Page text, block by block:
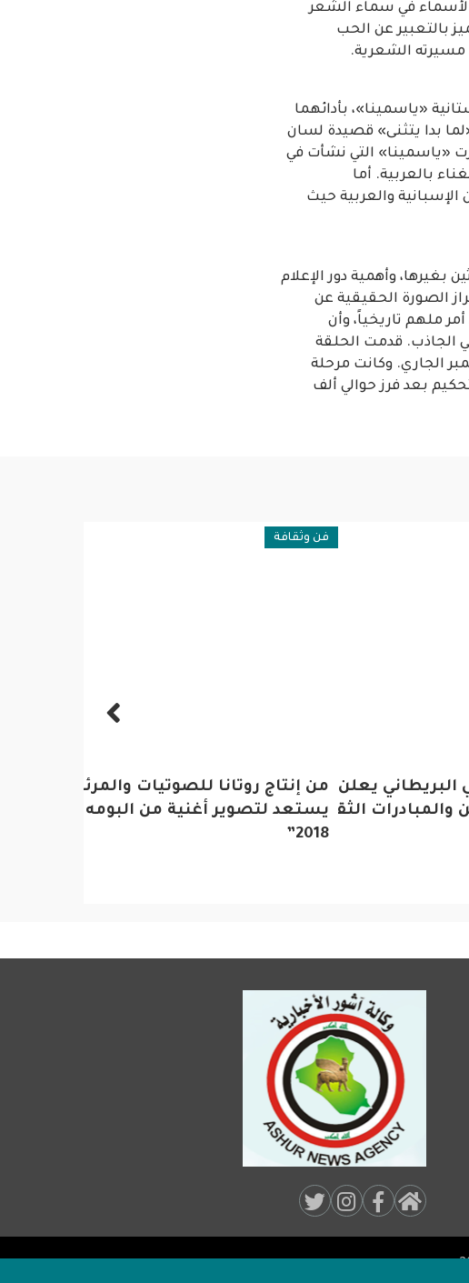
1953م) الذي يعد من أبرز الأسماء في سماء الشعر
بالتعبير عن الحب
مسيرته الشعرية.
«ياسمينا»، بأدائهما
بدا يتثنى» قصيدة لسان
«ياسمينا» التي نشأت في
بالعربية. أما
والعربية حيث
بغيرها، وأهمية دور الإعلام
الصورة الحقيقية عن
ملهم تاريخياً، وأن
الجاذب. قدمت الحلقة
بنت ظافر الأحبابي، وستبث الحلقة الثالثة والأخيرة 28 نوفمبر الجاري. وكانت مرحلة
لمقابلة لجنة التحكيم بعد فرز حوالي ألف
البريطاني يعلن عن برنامج منح
والمبادرات الثقافية
فن وثقافة
من إنتاج روتانا للصوتيات والمرئيات ..حاتم
يستعد لتصوير أغنية من البومه الجديد
2018”
Social
Media: